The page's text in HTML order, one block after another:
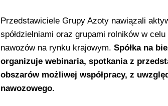
Przedstawiciele Grupy Azoty nawiązali
spółdzielniami oraz grupami rolników w
nawozów na rynku krajowym. Spółka na
organizuje webinaria, spotkania z
obszarów możliwej współpracy, z
nawozowego.